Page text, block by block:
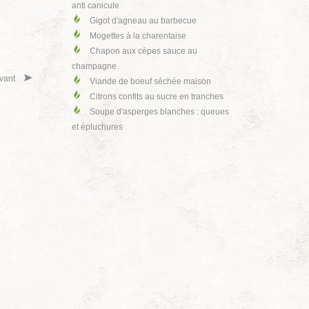
anti canicule
Gigot d'agneau au barbecue
Mogettes à la charentaise
Chapon aux cèpes sauce au
champagne
Viande de boeuf séchée maison
Citrons confits au sucre en tranches
Soupe d'asperges blanches : queues
et épluchures